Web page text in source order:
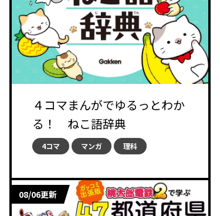
４コマまんがでゆるっとわか
る！ ねこ語辞典
4コマ マンガ 理科
08/06更新